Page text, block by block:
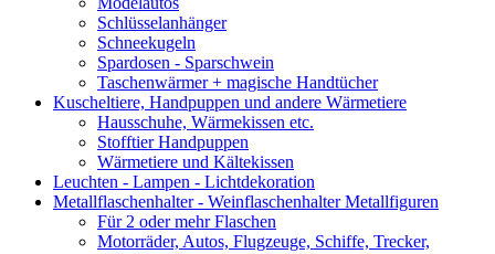
Schlüsselanhänger
Schneekugeln
Spardosen - Sparschwein
Taschenwärmer + magische Handtücher
Kuscheltiere, Handpuppen und andere Wärmetiere
Hausschuhe, Wärmekissen etc.
Stofftier Handpuppen
Wärmetiere und Kältekissen
Leuchten - Lampen - Lichtdekoration
Metallflaschenhalter - Weinflaschenhalter Metallfiguren
Für 2 oder mehr Flaschen
Motorräder, Autos, Flugzeuge, Schiffe, Trecker,